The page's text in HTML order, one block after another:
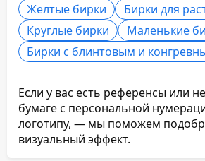
Желтые бирки
Бирки для
Круглые бирки
Маленькие
Бирки с блинтовым и
Если у вас есть референсы или
бумаге с персональной
логотипу, — мы поможем
визуальный эффект.